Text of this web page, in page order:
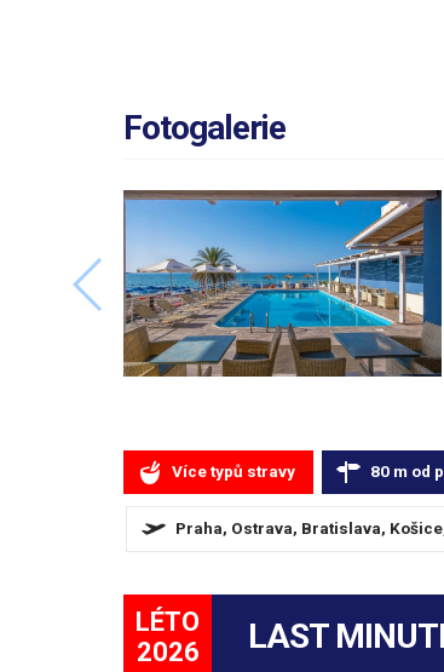
Fotogalerie
Více typů stravy 80 m od
Praha, Ostrava, Bratislava,
LÉTO
2026
LAST